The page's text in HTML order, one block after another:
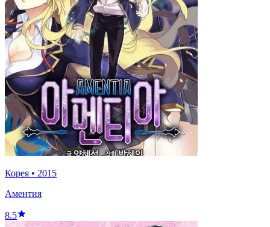
Корея • 2015
Аментия
8.5